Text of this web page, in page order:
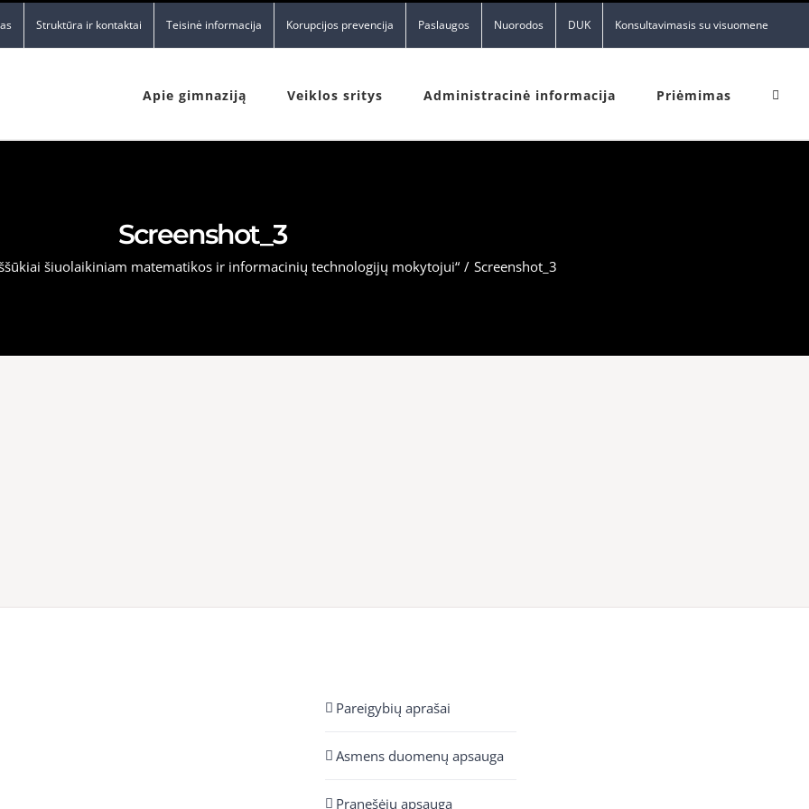
Struktūra ir kontaktai Teisinė informacija Korupcijos prevencija Paslaugos Nuorodos DUK Konsultavimasis su visuomene
Apie gimnaziją Veiklos sritys Administracinė informacija Priėmimas
Screenshot_3
šiuolaikiniam matematikos ir informacinių technologijų mokytojui“ / Screenshot_3
Pareigybių aprašai
Asmens duomenų apsauga
Pranešėjų apsauga